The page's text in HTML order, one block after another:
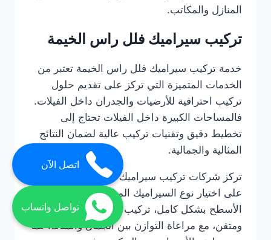
المنازل والمكاتب.
تركيب سيراميك فلل راس الخيمة
خدمة تركيب سيراميك فلل راس الخيمة تعتبر من
الخدمات المتميزة التي تركز على تقديم حلول
تركيب احترافية للأرضيات والجدران داخل الفيلات.
فالمساحات الكبيرة داخل الفيلات تحتاج إلى
تخطيط دقيق وتقنيات تركيب عالية لضمان النتائج
المثالية والجمالية.
تركز شركات تركيب سيراميك فلل راس الخيمة
على اختيار نوع السيراميك المناسب، تحضير
الأسطح بشكل كامل، تركيب البلاط بشكل متناسق
ومتقن، مع مراعاة التوازن بين الجمال والمتانة. كما
اتصل الآن
تواصل واتساب